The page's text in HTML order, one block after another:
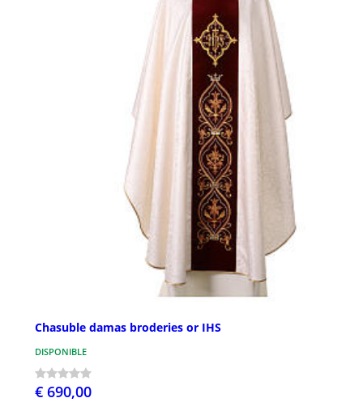
Chasuble damas broderies or IHS
DISPONIBLE
€ 690,00